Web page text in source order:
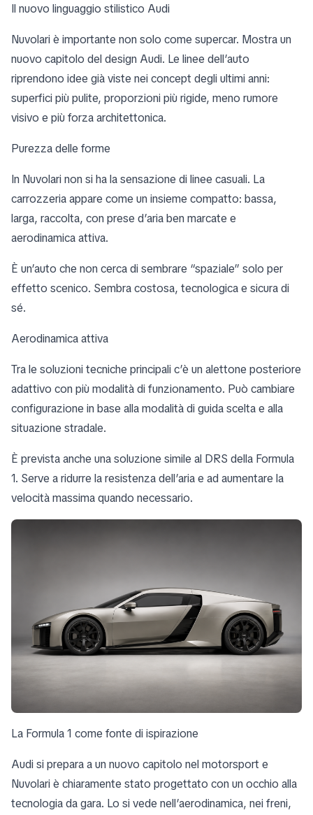
Il nuovo linguaggio stilistico Audi
Nuvolari è importante non solo come supercar. Mostra un
nuovo capitolo del design Audi. Le linee dell’auto
riprendono idee già viste nei concept degli ultimi anni:
superfici più pulite, proporzioni più rigide, meno rumore
visivo e più forza architettonica.
Purezza delle forme
In Nuvolari non si ha la sensazione di linee casuali. La
carrozzeria appare come un insieme compatto: bassa,
larga, raccolta, con prese d’aria ben marcate e
aerodinamica attiva.
È un’auto che non cerca di sembrare “spaziale” solo per
effetto scenico. Sembra costosa, tecnologica e sicura di
sé.
Aerodinamica attiva
Tra le soluzioni tecniche principali c’è un alettone posteriore
adattivo con più modalità di funzionamento. Può cambiare
configurazione in base alla modalità di guida scelta e alla
situazione stradale.
È prevista anche una soluzione simile al DRS della Formula
1. Serve a ridurre la resistenza dell’aria e ad aumentare la
velocità massima quando necessario.
La Formula 1 come fonte di ispirazione
Audi si prepara a un nuovo capitolo nel motorsport e
Nuvolari è chiaramente stato progettato con un occhio alla
tecnologia da gara. Lo si vede nell’aerodinamica, nei freni,